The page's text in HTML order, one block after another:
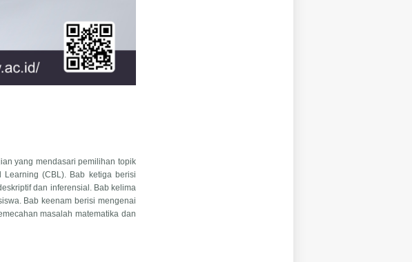
yang mendasari pemilihan topik
(CBL). Bab ketiga berisi
dan inferensial. Bab kelima
Bab keenam berisi mengenai
masalah matematika dan